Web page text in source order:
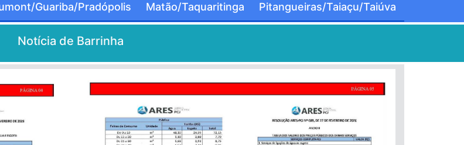
Guariba/Pradópolis Matão/Taquaritinga Pitangueiras/Taiaçu/Taiúva
Notícia de Barrinha